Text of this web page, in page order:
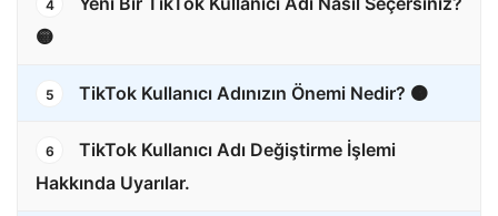
4
🟡
5 TikTok Kullanıcı Adınızın Önemi Nedir? 🟠
6
TikTok Kullanıcı Adı Değiştirme İşlemi
Hakkında Uyarılar.